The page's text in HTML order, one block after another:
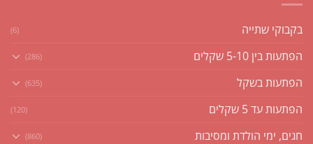
בקבוקי שתייה (6)
הפתעות בין 5-10 שקלים (286)
הפתעות בשקל (635)
הפתעות עד 5 שקלים (120)
חגים, ימי הולדת ומסיבות (860)